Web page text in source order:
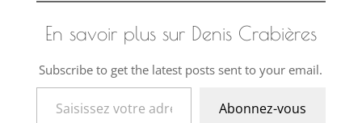
En savoir plus sur Denis Crabières
Subscribe to get the latest posts sent to your email.
Saisissez votre adresse e-mail…
Abonnez-vous